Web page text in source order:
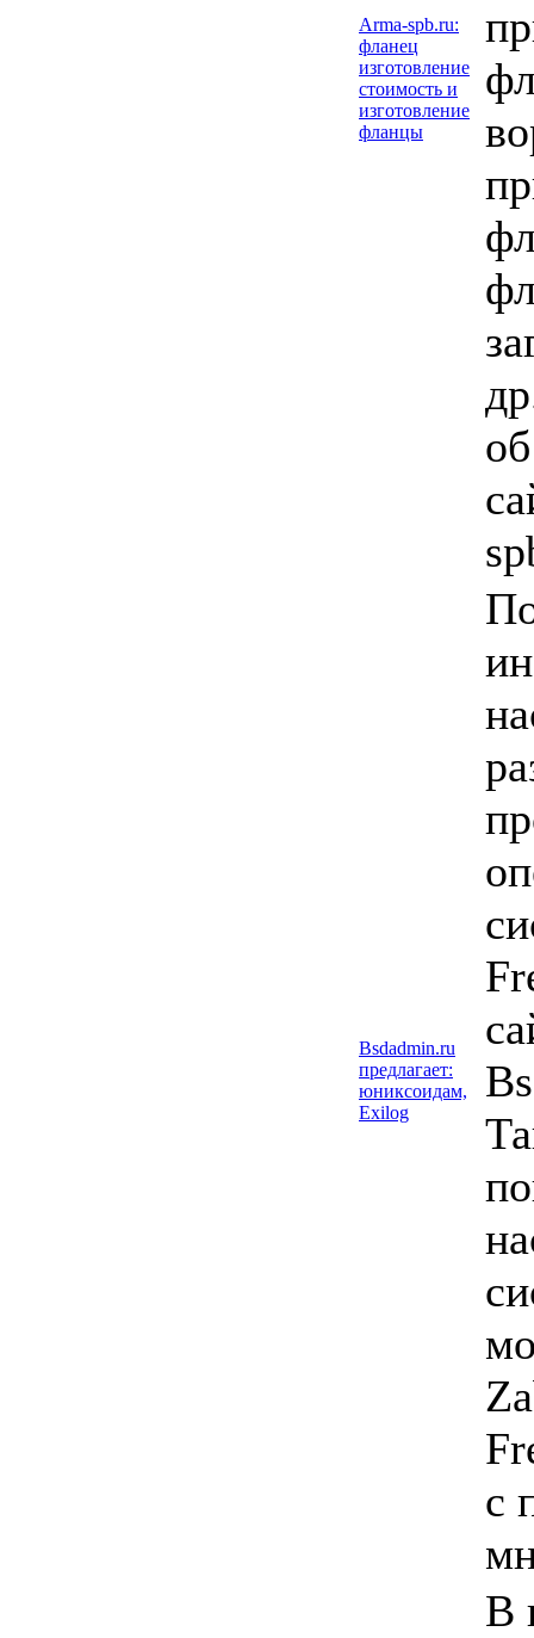
Arma-spb.ru:
фланец
изготовление
стоимость и
изготовление
фланцы
Bsdadmin.ru
предлагает:
юниксоидам,
Exilog
с
В